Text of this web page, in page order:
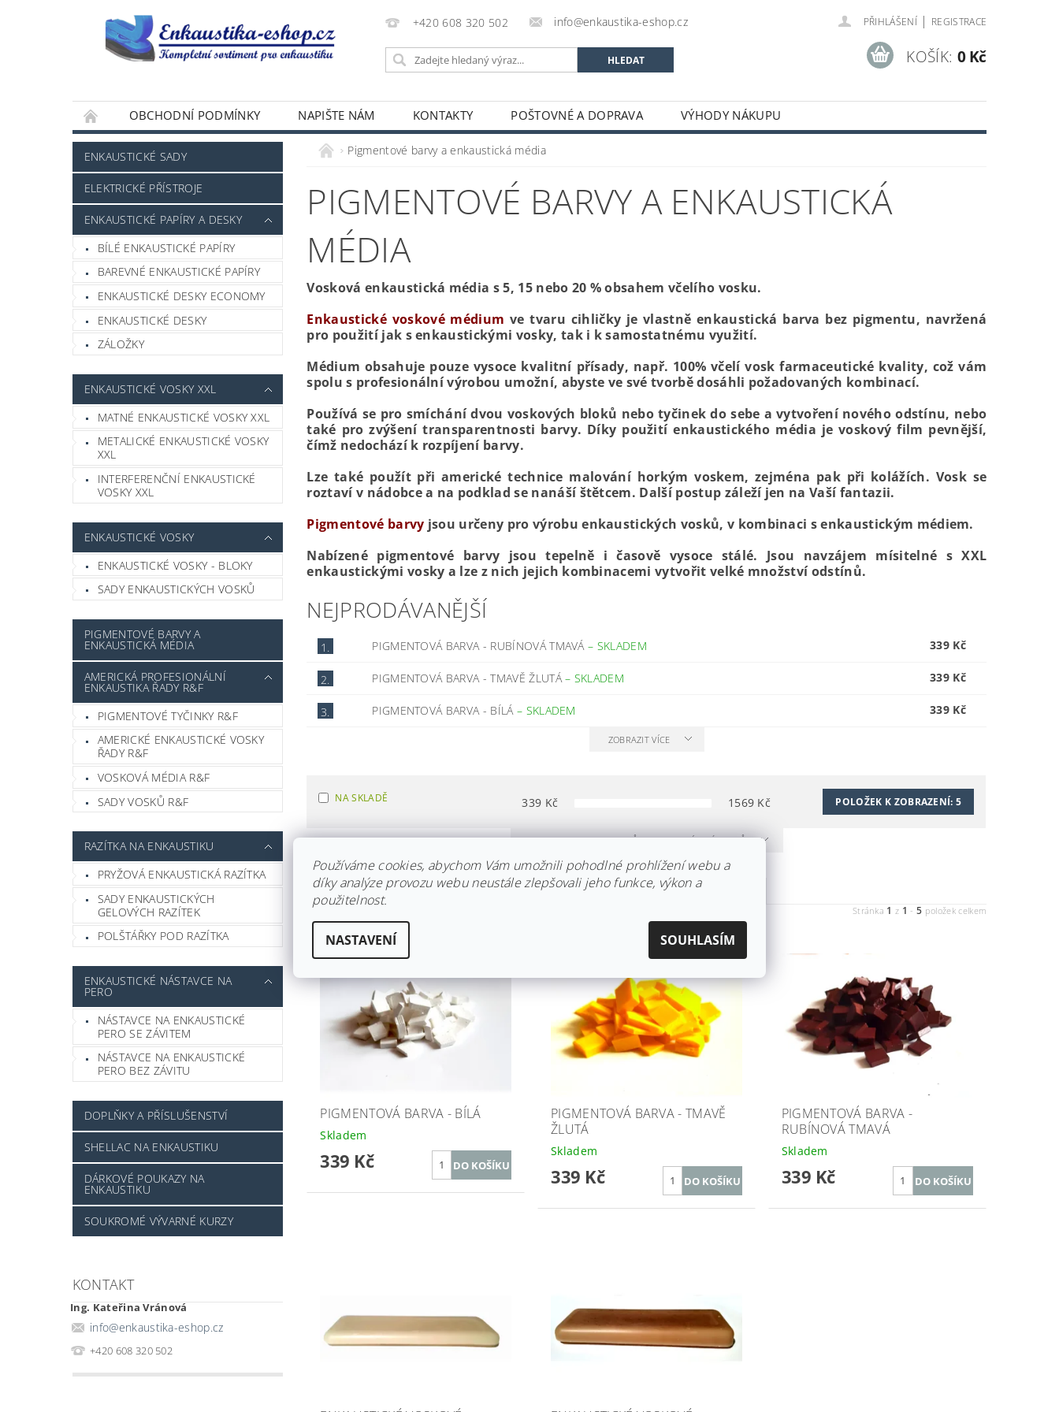
+420 608 320 502 info@enkaustika-eshop.cz PŘIHLÁŠENÍ | REGISTRACE
KOŠÍK: 0 Kč
OBCHODNÍ PODMÍNKY NAPIŠTE NÁM KONTAKTY POŠTOVNÉ A DOPRAVA VÝHODY NÁKUPU
ENKAUSTICKÉ SADY
ELEKTRICKÉ PŘÍSTROJE
ENKAUSTICKÉ PAPÍRY A DESKY
BÍLÉ ENKAUSTICKÉ PAPÍRY
BAREVNÉ ENKAUSTICKÉ PAPÍRY
ENKAUSTICKÉ DESKY ECONOMY
ENKAUSTICKÉ DESKY
ZÁLOŽKY
ENKAUSTICKÉ VOSKY XXL
MATNÉ ENKAUSTICKÉ VOSKY XXL
METALICKÉ ENKAUSTICKÉ VOSKY
XXL
INTERFERENČNÍ ENKAUSTICKÉ
VOSKY XXL
ENKAUSTICKÉ VOSKY
ENKAUSTICKÉ VOSKY - BLOKY
SADY ENKAUSTICKÝCH VOSKŮ
PIGMENTOVÉ BARVY A
ENKAUSTICKÁ MÉDIA
AMERICKÁ PROFESIONÁLNÍ
ENKAUSTIKA ŘADY R&F
PIGMENTOVÉ TYČINKY R&F
AMERICKÉ ENKAUSTICKÉ VOSKY
ŘADY R&F
VOSKOVÁ MÉDIA R&F
SADY VOSKŮ R&F
RAZÍTKA NA ENKAUSTIKU
PRYŽOVÁ ENKAUSTICKÁ RAZÍTKA
SADY ENKAUSTICKÝCH
GELOVÝCH RAZÍTEK
POLŠTÁŘKY POD RAZÍTKA
ENKAUSTICKÉ NÁSTAVCE NA
PERO
NÁSTAVCE NA ENKAUSTICKÉ
PERO SE ZÁVITEM
NÁSTAVCE NA ENKAUSTICKÉ
PERO BEZ ZÁVITU
DOPLŇKY A PŘÍSLUŠENSTVÍ
SHELLAC NA ENKAUSTIKU
DÁRKOVÉ POUKAZY NA
ENKAUSTIKU
SOUKROMÉ VÝVARNÉ KURZY
KONTAKT
Ing. Kateřina Vránová
info@enkaustika-eshop.cz
+420 608 320 502
Pigmentové barvy a enkaustická média
PIGMENTOVÉ BARVY A ENKAUSTICKÁ
MÉDIA
Vosková enkaustická média s 5, 15 nebo 20 % obsahem včelího vosku.
Enkaustické voskové médium ve tvaru cihličky je vlastně enkaustická barva bez pigmentu, navržená
pro použití jak s enkaustickými vosky, tak i k samostatnému využití.
Médium obsahuje pouze vysoce kvalitní přísady, např. 100% včelí vosk farmaceutické kvality, což vám
spolu s profesionální výrobou umožní, abyste ve své tvorbě dosáhli požadovaných kombinací.
Používá se pro smíchání dvou voskových bloků nebo tyčinek do sebe a vytvoření nového odstínu, nebo
také pro zvýšení transparentnosti barvy. Díky použití enkaustického média je voskový film pevnější,
čímž nedochází k rozpíjení barvy.
Lze také použít při americké technice malování horkým voskem, zejména pak při kolážích. Vosk se
roztaví v nádobce a na podklad se nanáší štětcem. Další postup záleží jen na Vaší fantazii.
Pigmentové barvy jsou určeny pro výrobu enkaustických vosků, v kombinaci s enkaustickým médiem.
Nabízené pigmentové barvy jsou tepelně i časově vysoce stálé. Jsou navzájem mísitelné s XXL
enkaustickými vosky a lze z nich jejich kombinacemi vytvořit velké množství odstínů.
NEJPRODÁVANĚJŠÍ
1. PIGMENTOVÁ BARVA - RUBÍNOVÁ TMAVÁ– SKLADEM 339 Kč
2. PIGMENTOVÁ BARVA - TMAVĚ ŽLUTÁ– SKLADEM 339 Kč
3. PIGMENTOVÁ BARVA - BÍLÁ – SKLADEM 339 Kč
ZOBRAZIT VÍCE
NA SKLADĚ 339 Kč 1569 Kč POLOŽEK K ZOBRAZENÍ:5
FILTR PODLE PARAMETRŮ, VLASTNOSTÍ A VÝROBCŮ
DOPORUČUJEME NEJLEVNĚJŠÍ NEJDRAŽŠÍ NEJPRODÁVANĚJŠÍ
Stránka 1 z 1 -5 položek celkem
PIGMENTOVÁ BARVA - BÍLÁ
Skladem
339 Kč
PIGMENTOVÁ BARVA - TMAVĚ
ŽLUTÁ
Skladem
339 Kč
PIGMENTOVÁ BARVA -
RUBÍNOVÁ TMAVÁ
Skladem
339 Kč
Používáme cookies, abychom Vám umožnili pohodlné prohlížení webu a
díky analýze provozu webu neustále zlepšovali jeho funkce, výkon a
použitelnost.
NASTAVENÍ SOUHLASÍM